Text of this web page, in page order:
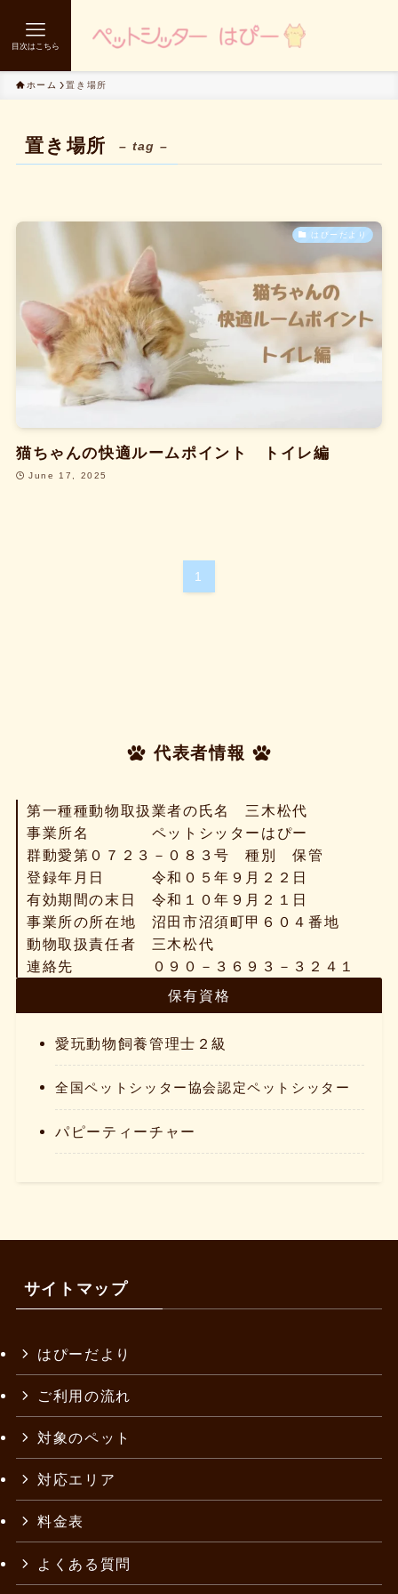
目次はこちら
ホーム 置き場所
置き場所 – tag –
はぴーだより
猫ちゃんの快適ルームポイント トイレ編
June 17, 2025
1
代表者情報
第一種種動物取扱業者の氏名 三木松代
事業所名 ペットシッターはぴー
群動愛第０７２３－０８３号 種別 保管
登録年月日 令和０５年９月２２日
有効期間の末日 令和１０年９月２１日
事業所の所在地 沼田市沼須町甲６０４番地
動物取扱責任者 三木松代
連絡先 ０９０－３６９３－３２４１
保有資格
愛玩動物飼養管理士２級
全国ペットシッター協会認定ペットシッター
パピーティーチャー
サイトマップ
はぴーだより
ご利用の流れ
対象のペット
対応エリア
料金表
よくある質問